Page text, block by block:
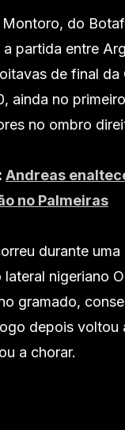
Montoro, do
partida entre
de final da
ainda no
no ombro
Andreas
no Palmeiras
durante
nigeriano
gramado,
depois voltou
a chorar.